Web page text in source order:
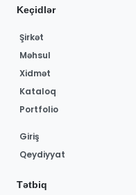
Keçidlər
Şirkət
Məhsul
Xidmət
Kataloq
Portfolio
Giriş
Qeydiyyat
Tətbiq